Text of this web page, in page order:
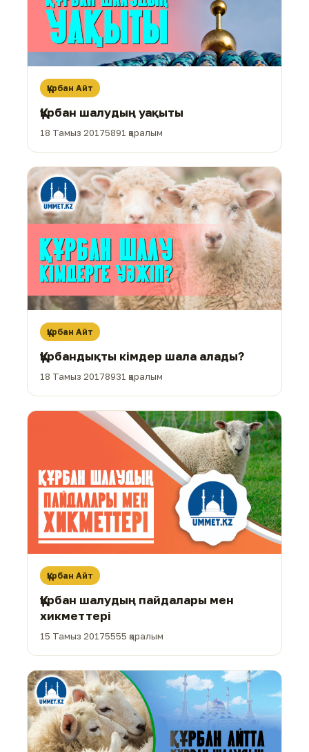
Құрбан Айт
Құрбан шалудың уақыты
18 Тамыз 20175891 қаралым
Құрбан Айт
Құрбандықты кімдер шала алады?
18 Тамыз 20178931 қаралым
Құрбан Айт
Құрбан шалудың пайдалары мен
хикметтері
15 Тамыз 20175555 қаралым